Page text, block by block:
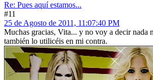
Re: Pues aquí estamos...
#11
25 de Agosto de 2011, 11:07:40 PM
Muchas gracias, Vita... y no voy a decir nada
también lo utilicéis en mi contra.